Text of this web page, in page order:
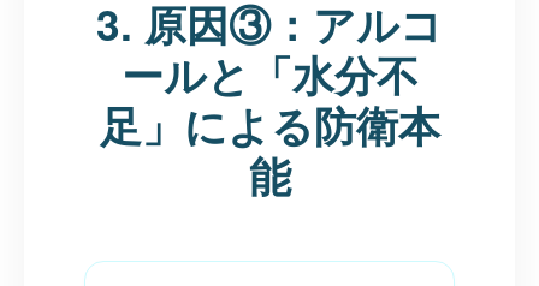
3. 原因③：アルコ
ールと「水分不
足」による防衛本
能